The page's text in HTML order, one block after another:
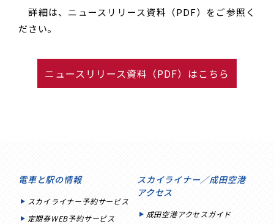
詳細は、ニュースリリース資料（PDF）をご参照く
ださい。
ニュースリリース資料（PDF）はこちら
電車と駅の情報
スカイライナー予約サービス
定期券WEB予約サービス
スカイライナー／成田空港
アクセス
成田空港アクセスガイド